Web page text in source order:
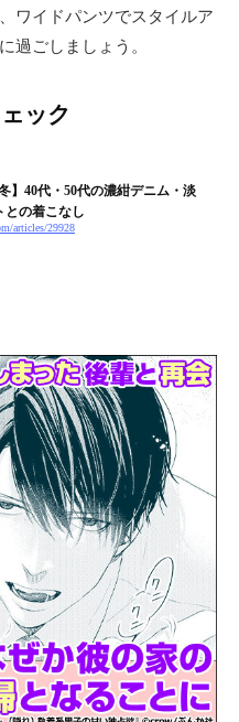
ワイドパンツでスタイルア
過ごしましょう。
ック
】40代・50代の濃紺デニム・淡
との着こなし
articles/29928